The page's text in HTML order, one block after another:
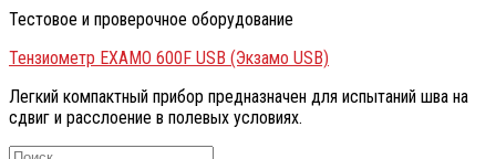
Тестовое и проверочное оборудование
Тензиометр EXAMO 600F USB (Экзамо USB)
Легкий компактный прибор предназначен для испытаний шва на
сдвиг и расслоение в полевых условиях.